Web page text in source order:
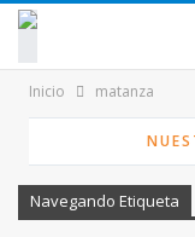
contenido
Inicio matanza
Navegando Etiqueta